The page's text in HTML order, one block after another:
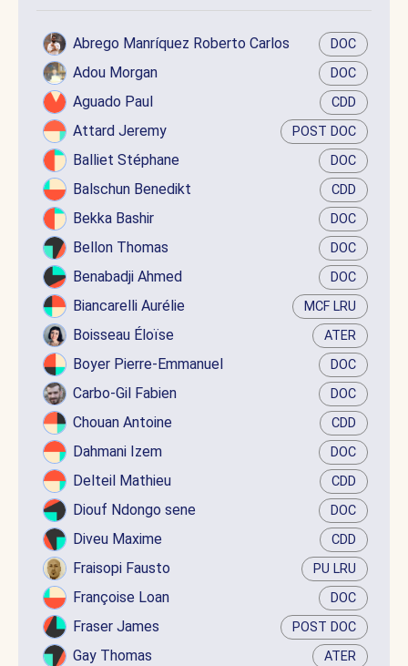
Abrego Manríquez Roberto Carlos DOC
Adou Morgan DOC
Aguado Paul CDD
Attard Jeremy POST DOC
Balliet Stéphane DOC
Balschun Benedikt CDD
Bekka Bashir DOC
Bellon Thomas DOC
Benabadji Ahmed DOC
Biancarelli Aurélie MCF LRU
Boisseau Éloïse ATER
Boyer Pierre-Emmanuel DOC
Carbo-Gil Fabien DOC
Chouan Antoine CDD
Dahmani Izem DOC
Delteil Mathieu CDD
Diouf Ndongo sene DOC
Diveu Maxime CDD
Fraisopi Fausto PU LRU
Françoise Loan DOC
Fraser James POST DOC
Gay Thomas ATER